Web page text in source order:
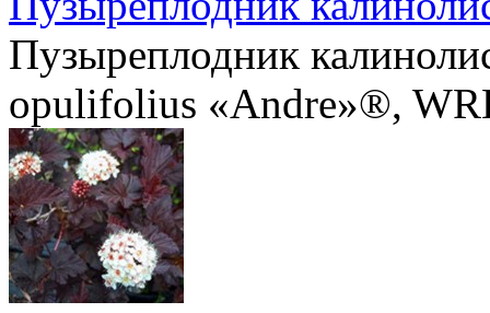
Пузыреплодник
opulifolius «Andre»®,